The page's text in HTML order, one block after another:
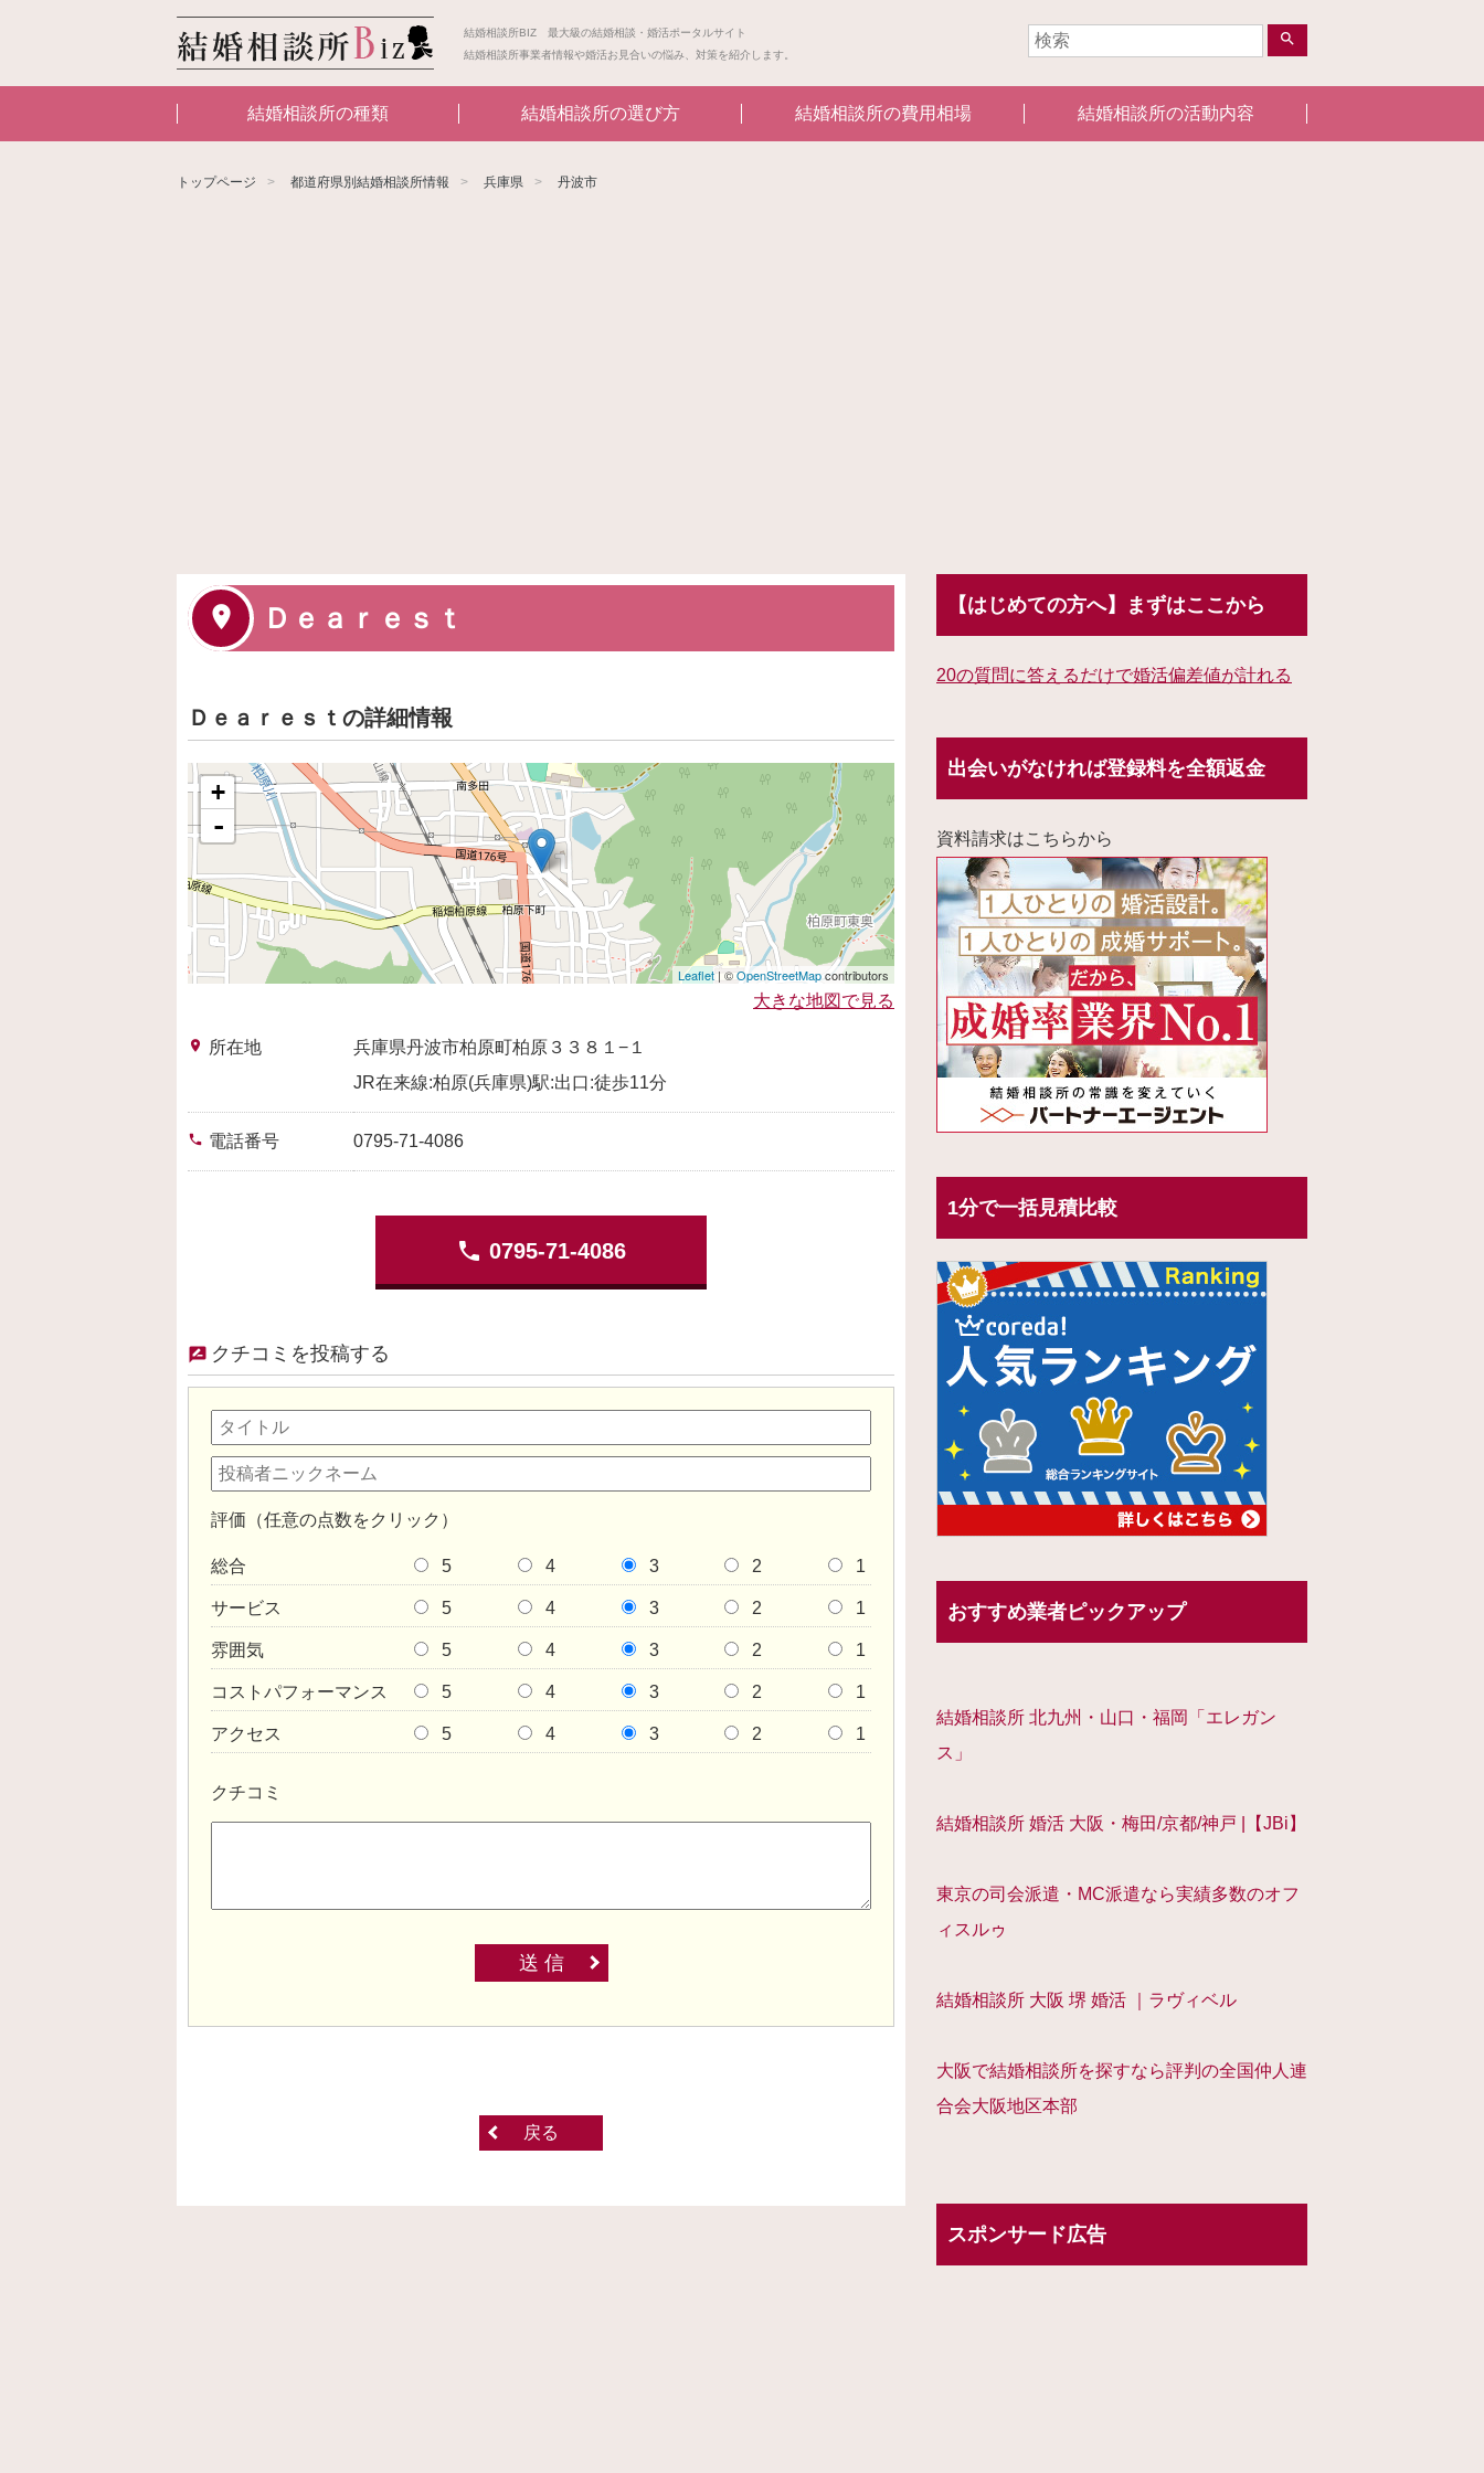
結婚相談所BIZ 最大級の結婚相談・婚活ポータルサイト
結婚相談所事業者情報や婚活お見合いの悩み、対策を紹介します。
search
結婚相談所の種類 結婚相談所の選び方 結婚相談所の費用相場 結婚相談所の活動内容
トップページ 都道府県別結婚相談所情報 兵庫県 丹波市
Ｄｅａｒｅｓｔ
Ｄｅａｒｅｓｔの詳細情報
+
-
Leaflet | ©OpenStreetMapcontributors
大きな地図で見る
place 所在地
兵庫県丹波市柏原町柏原３３８１−１
JR在来線:柏原(兵庫県)駅:出口:徒歩11分
phone 電話番号 0795-71-4086
phone 0795-71-4086
クチコミを投稿する
評価（任意の点数をクリック）
総合 5 4 3 2 1
サービス 5 4 3 2 1
雰囲気 5 4 3 2 1
コストパフォーマンス 5 4 3 2 1
アクセス 5 4 3 2 1
クチコミ
送 信
戻る
【はじめての方へ】まずはここから
20の質問に答えるだけで婚活偏差値が計れる
出会いがなければ登録料を全額返金
資料請求はこちらから
1分で一括見積比較
おすすめ業者ピックアップ
結婚相談所 北九州・山口・福岡「エレガン
ス」
結婚相談所 婚活 大阪・梅田/京都/神戸 |【JBi】
東京の司会派遣・MC派遣なら実績多数のオフ
ィスルゥ
結婚相談所 大阪 堺 婚活 ｜ラヴィベル
大阪で結婚相談所を探すなら評判の全国仲人連
合会大阪地区本部
スポンサード広告